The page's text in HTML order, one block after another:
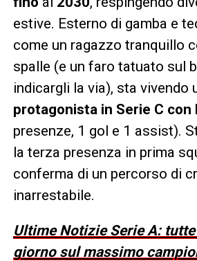
estive. Esterno di gamba e
come un ragazzo tranquillo
spalle (e un faro tatuato sul
indicargli la via), sta vivendo
protagonista in Serie C con
presenze, 1 gol e 1 assist).
la terza presenza in prima
conferma di un percorso di
inarrestabile.
Ultime Notizie Serie A:
giorno sul massimo